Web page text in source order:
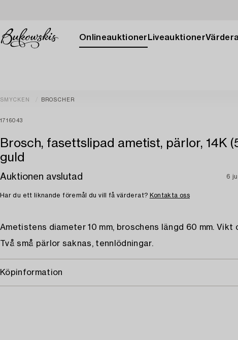
Onlineauktioner Liveauktioner
SMYCKEN BROSCHER
1716043
Brosch, fasettslipad ametist, pärlor, 14K
guld
Auktionen avslutad 6 jul
Har du ett liknande föremål du vill få värderat? Kontakta oss
Ametistens diameter 10 mm, broschens längd 60 mm. Vikt
Två små pärlor saknas, tennlödningar.
Köpinformation